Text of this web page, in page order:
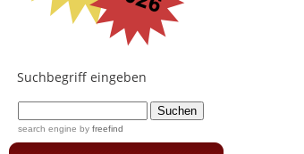
Suchbegriff eingeben
search engine by freefind